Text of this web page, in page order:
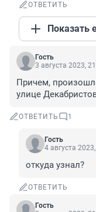
ОТВЕТИТЬ
Показать
Гость
3 августа 2023,
Причем,
улице
ОТВЕТИТЬ 1
Гость
4 августа
откуда узнал?
ОТВЕТИТЬ
Гость